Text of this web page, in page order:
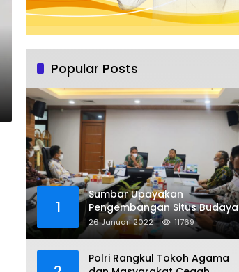
Popular Posts
1
Sumbar Upayakan
Pengembangan Situs Budaya
26 Januari 2022 11769
Polri Rangkul Tokoh Agama